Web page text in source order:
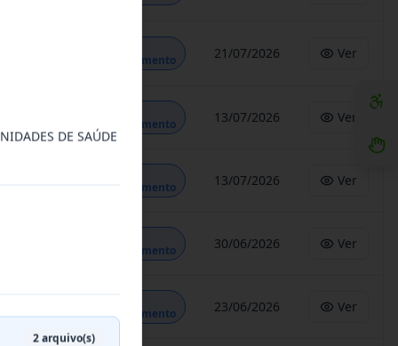
Andamento
21/07/2026 Ver
Andamento
13/07/2026 Ver
Andamento
13/07/2026 Ver
Andamento
30/06/2026 Ver
Andamento
23/06/2026 Ver
DE SAÚDE
2arquivo(s)